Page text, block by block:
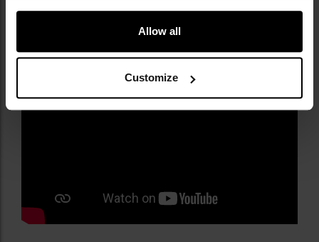
Allow all
Customize